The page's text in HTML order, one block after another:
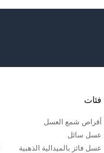
فئات
أقراص شمع العسل
عسل سائل
عسل فائز بالميدالية الذهبية